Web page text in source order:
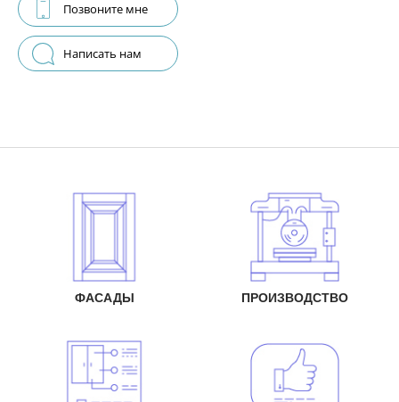
Позвоните мне
Написать нам
ФАСАДЫ ПРОИЗВОДСТВО